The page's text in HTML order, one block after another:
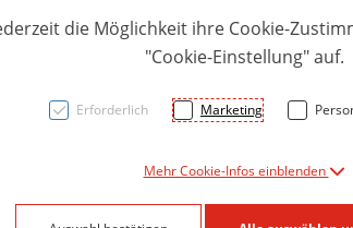
die Möglichkeit ihre Cookie-
"Cookie-Einstellung" auf.
Erforderlich Marketing
Mehr Cookie-Infos einblenden